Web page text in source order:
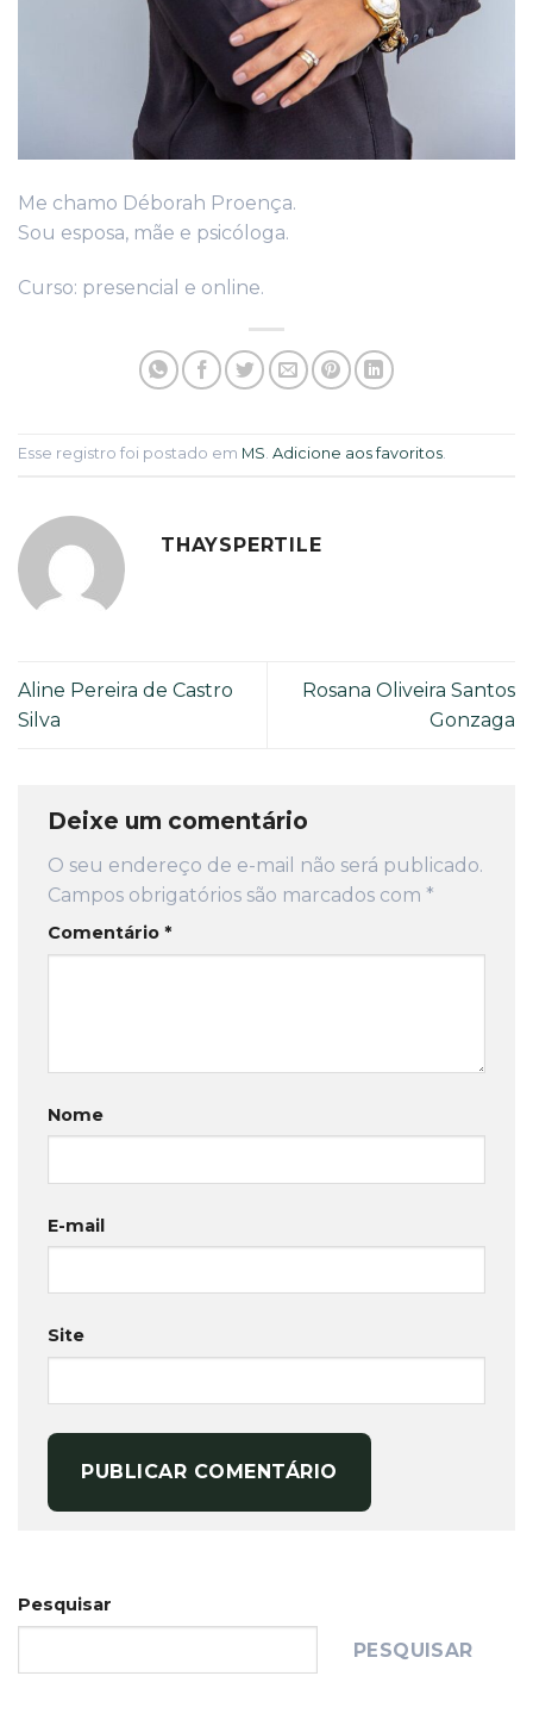
Me chamo Déborah Proença.
Sou esposa, mãe e psicóloga.
Curso: presencial e online.
Esse registro foi postado em MS. Adicione aos favoritos.
THAYSPERTILE
Aline Pereira de Castro
Silva
Rosana Oliveira Santos
Gonzaga
Deixe um comentário
O seu endereço de e-mail não será publicado.
Campos obrigatórios são marcados com *
Comentário *
Nome
E-mail
Site
Pesquisar
PESQUISAR